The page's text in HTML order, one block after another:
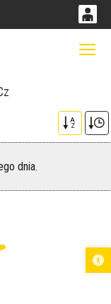
Otwórz
A
Z
dnia.